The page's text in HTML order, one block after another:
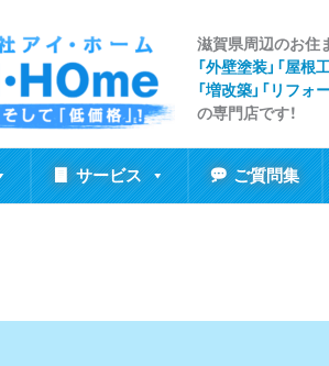
滋賀県周辺のお住
「外壁塗装」「屋根
「増改築」「リフォ
の専門店です！
サービス ご質問集